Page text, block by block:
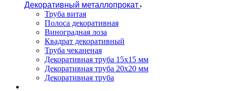
Декоративный металлопрокат
Труба витая
Полоса декоративная
Виноградная лоза
Квадрат декоративный
Труба чеканеная
Декоративная труба 15х15 мм
Декоративная труба 20х20 мм
Декоративная труба